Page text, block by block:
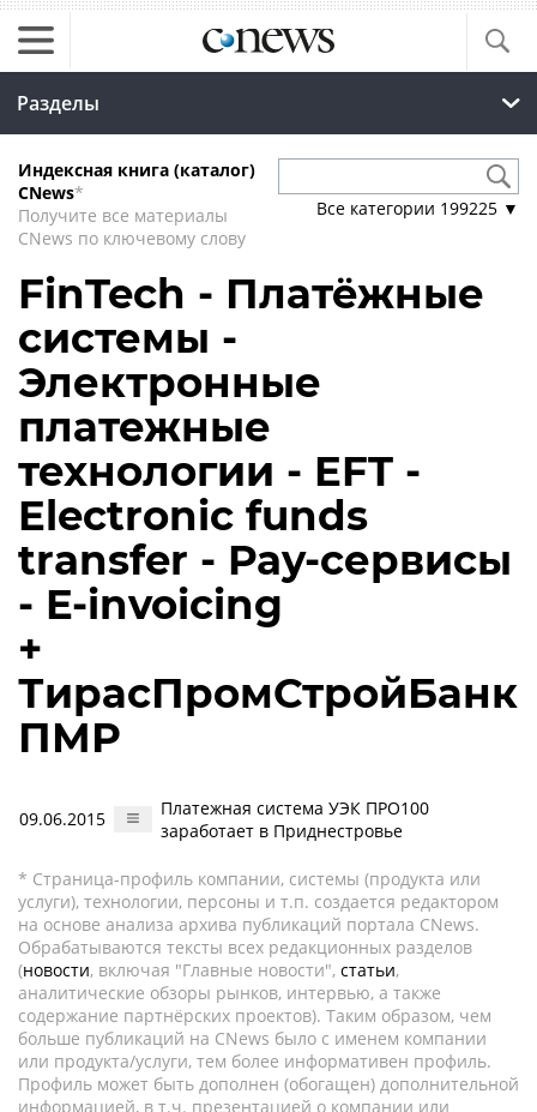
Разделы
Индексная книга (каталог)
CNews*
Получите все материалы
CNews по ключевому слову
Все категории 199225 ▼
FinTech - Платёжные
системы -
Электронные
платежные
технологии - EFT -
Electronic funds
transfer - Pay-сервисы
- E-invoicing
+
ТирасПромСтройБанк
ПМР
09.06.2015
Платежная система УЭК ПРО100
заработает в Приднестровье
* Страница-профиль компании, системы (продукта или
услуги), технологии, персоны и т.п. создается редактором
на основе анализа архива публикаций портала CNews.
Обрабатываются тексты всех редакционных разделов
(новости, включая "Главные новости", статьи,
аналитические обзоры рынков, интервью, а также
содержание партнёрских проектов). Таким образом, чем
больше публикаций на CNews было с именем компании
или продукта/услуги, тем более информативен профиль.
Профиль может быть дополнен (обогащен) дополнительной
информацией, в т.ч. презентацией о компании или